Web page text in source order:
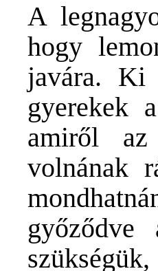
A
hogy
javára. Ki
gyerekek
amiről az
volnának